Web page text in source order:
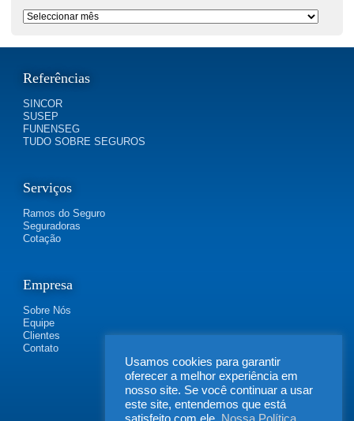
Período
Referências
SINCOR
SUSEP
FUNENSEG
TUDO SOBRE SEGUROS
Serviços
Ramos do Seguro
Seguradoras
Cotação
Empresa
Sobre Nós
Equipe
Clientes
Contato
Usamos cookies para garantir
oferecer a melhor experiência em
nosso site. Se você continuar a usar
este site, entendemos que está